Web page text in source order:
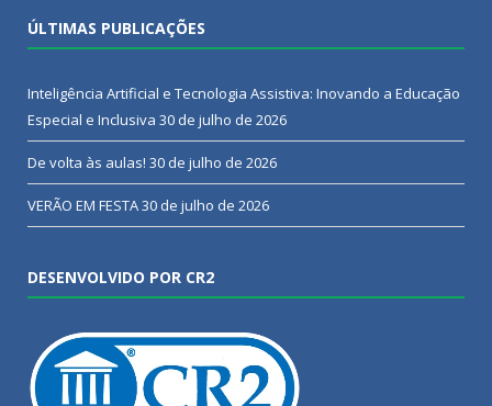
ÚLTIMAS PUBLICAÇÕES
Inteligência Artificial e Tecnologia Assistiva: Inovando a Educação
Especial e Inclusiva 30 de julho de 2026
De volta às aulas! 30 de julho de 2026
VERÃO EM FESTA30 de julho de 2026
DESENVOLVIDO POR CR2